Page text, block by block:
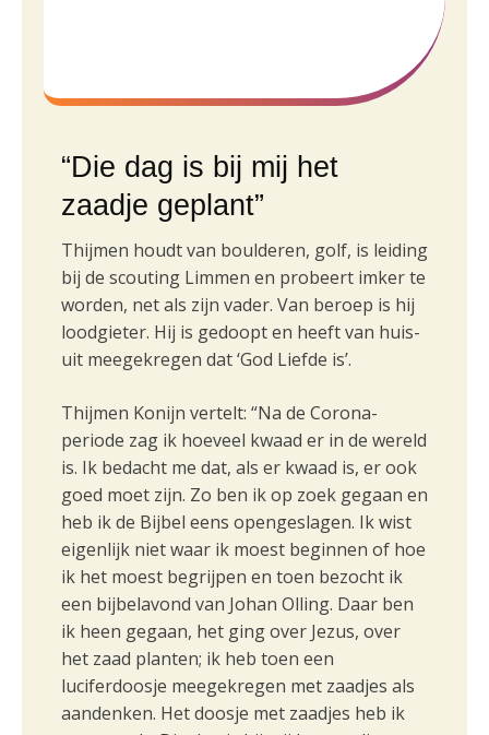
“Die dag is bij mij het
zaadje geplant”
Thijmen houdt van boulderen, golf, is leiding
bij de scouting Limmen en probeert imker te
worden, net als zijn vader. Van beroep is hij
loodgieter. Hij is gedoopt en heeft van huis-
uit meegekregen dat ‘God Liefde is’.
Thijmen Konijn vertelt: “Na de Corona-
periode zag ik hoeveel kwaad er in de wereld
is. Ik bedacht me dat, als er kwaad is, er ook
goed moet zijn. Zo ben ik op zoek gegaan en
heb ik de Bijbel eens opengeslagen. Ik wist
eigenlijk niet waar ik moest beginnen of hoe
ik het moest begrijpen en toen bezocht ik
een bijbelavond van Johan Olling. Daar ben
ik heen gegaan, het ging over Jezus, over
het zaad planten; ik heb toen een
luciferdoosje meegekregen met zaadjes als
aandenken. Het doosje met zaadjes heb ik